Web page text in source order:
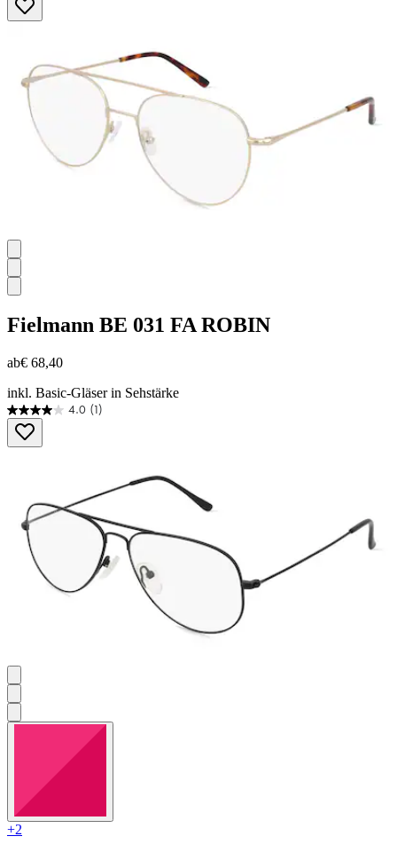
von
5
Fielmann BE 031 FA ROBIN
ab€ 68,40
inkl. Basic-Gläser in Sehstärke
4.0 (1)
4.0
von
5
+2